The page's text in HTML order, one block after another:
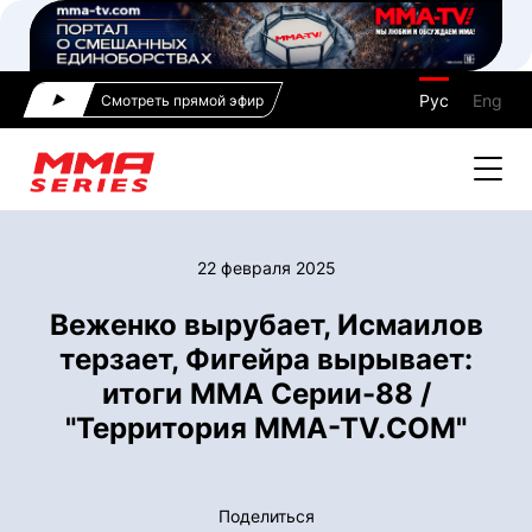
Смотреть прямой эфир Рус Eng
22 февраля 2025
Веженко вырубает, Исмаилов
терзает, Фигейра вырывает:
итоги ММА Серии-88 /
"Территория MMA-TV.COM"
Поделиться